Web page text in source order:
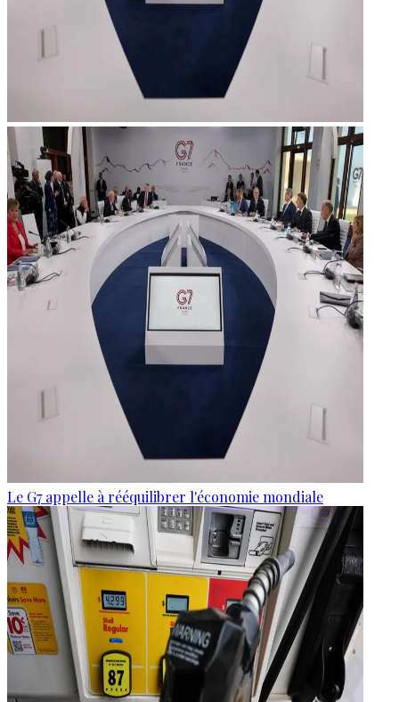
Le G7 appelle à rééquilibrer l'économie mondiale